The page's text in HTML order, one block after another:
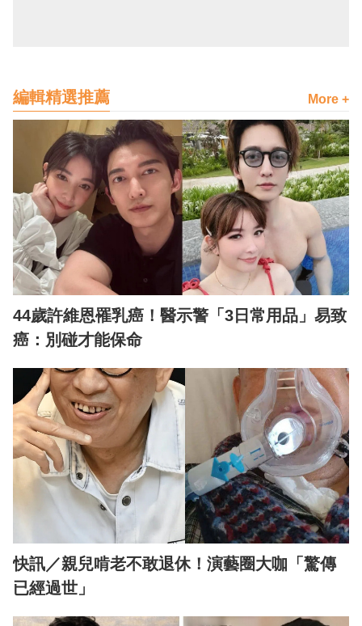
編輯精選推薦 More +
44歲許維恩罹乳癌！醫示警「3日常用品」易致
癌：別碰才能保命
快訊／親兒啃老不敢退休！演藝圈大咖「驚傳
已經過世」